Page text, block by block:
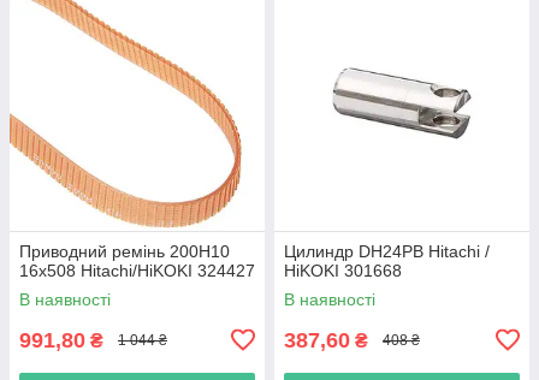
Приводний ремінь 200Н10
16х508 Hitachi/HiKOKI 324427
В наявності
991,80 ₴ 1 044 ₴
Цилиндр DH24PB Hitachi /
HiKOKI 301668
В наявності
387,60 ₴ 408 ₴